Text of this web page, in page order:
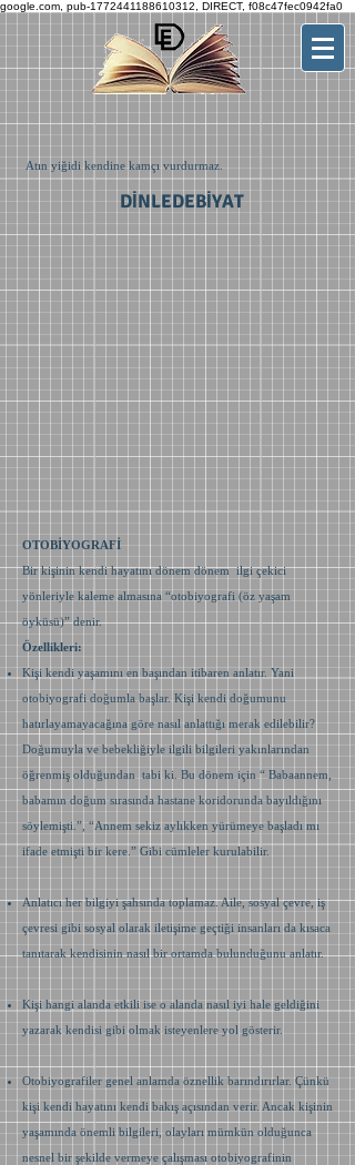
google.com, pub-1772441188610312, DIRECT, f08c47fec0942fa0
Atın yiğidi kendine kamçı vurdurmaz.
DİNLEDEBİYAT
OTOBİYOGRAFİ
Bir kişinin kendi hayatını dönem dönem ilgi çekici
yönleriyle kaleme almasına “otobiyografi (öz yaşam
öyküsü)” denir.
Özellikleri:
Kişi kendi yaşamını en başından itibaren anlatır. Yani
otobiyografi doğumla başlar. Kişi kendi doğumunu
hatırlayamayacağına göre nasıl anlattığı merak edilebilir?
Doğumuyla ve bebekliğiyle ilgili bilgileri yakınlarından
öğrenmiş olduğundan tabi ki. Bu dönem için “ Babaannem,
babamın doğum sırasında hastane koridorunda bayıldığını
söylemişti.”, “Annem sekiz aylıkken yürümeye başladı mı
ifade etmişti bir kere.” Gibi cümleler kurulabilir.
Anlatıcı her bilgiyi şahsında toplamaz. Aile, sosyal çevre, iş
çevresi gibi sosyal olarak iletişime geçtiği insanları da kısaca
tanıtarak kendisinin nasıl bir ortamda bulunduğunu anlatır.
Kişi hangi alanda etkili ise o alanda nasıl iyi hale geldiğini
yazarak kendisi gibi olmak isteyenlere yol gösterir.
Otobiyografiler genel anlamda öznellik barındırırlar. Çünkü
kişi kendi hayatını kendi bakış açısından verir. Ancak kişinin
yaşamında önemli bilgileri, olayları mümkün olduğunca
nesnel bir şekilde vermeye çalışması otobiyografinin